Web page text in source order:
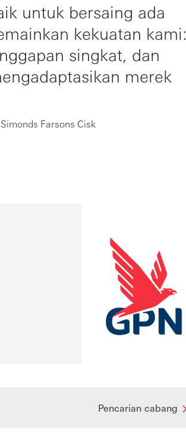
untuk bersaing ada
kekuatan kami:
singkat, dan
merek
Farsons Cisk
Pencarian cabang